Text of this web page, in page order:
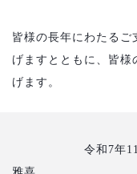
皆様の長年にわたるご
げますとともに、皆様
げます。
令和7年11月21